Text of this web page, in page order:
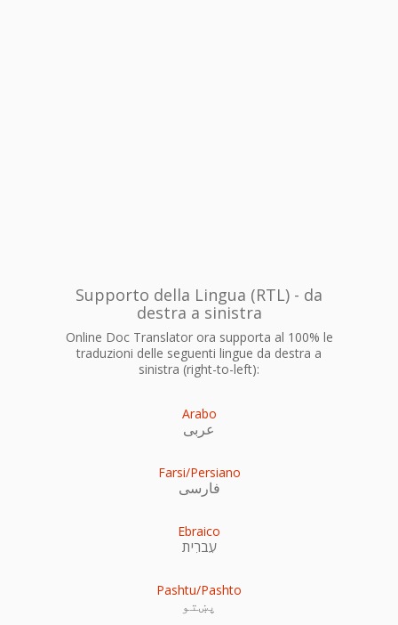
Supporto della Lingua (RTL) - da
destra a sinistra
Online Doc Translator ora supporta al 100% le
traduzioni delle seguenti lingue da destra a
sinistra (right-to-left):
Arabo
عربى
Farsi/Persiano
فارسی
Ebraico
עִברִית
Pashtu/Pashto
پښتو